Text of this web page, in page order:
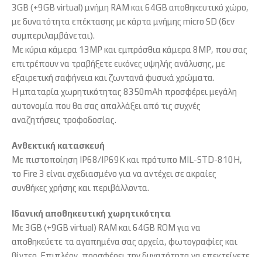
3GB (+9GB virtual) μνήμη RAM και 64GB αποθηκευτικό χώρο,
με δυνατότητα επέκτασης με κάρτα μνήμης micro SD (δεν
συμπεριλαμβάνεται).
Με κύρια κάμερα 13MP και εμπρόσθια κάμερα 8MP, που σας
επιτρέπουν να τραβήξετε εικόνες υψηλής ανάλυσης, με
εξαιρετική σαφήνεια και ζωντανά φυσικά χρώματα.
Η μπαταρία χωρητικότητας 8350mAh προσφέρει μεγάλη
αυτονομία που θα σας απαλλάξει από τις συχνές
αναζητήσεις τροφοδοσίας.
Ανθεκτική κατασκευή
Με πιστοποίηση IP68/IP69K και πρότυπο MIL-STD-810H,
το Fire 3 είναι σχεδιασμένο για να αντέχει σε ακραίες
συνθήκες χρήσης και περιβάλλοντα.
Ιδανική αποθηκευτική χωρητικότητα
Με 3GB (+9GB virtual) RAM και 64GB ROM για να
αποθηκεύετε τα αγαπημένα σας αρχεία, φωτογραφίες και